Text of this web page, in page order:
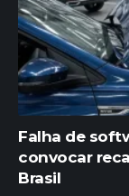
Falha de
convocar
Brasil